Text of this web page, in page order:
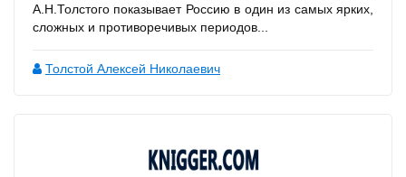
А.Н.Толстого показывает Россию в один из самых ярких,
сложных и противоречивых периодов...
Толстой Алексей Николаевич